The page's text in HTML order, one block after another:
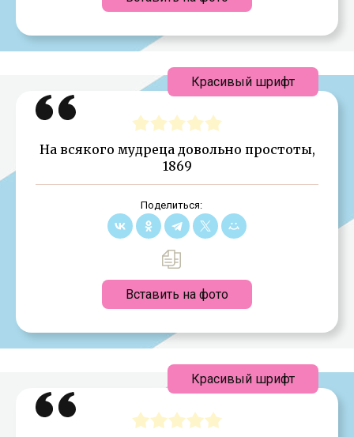
На всякого мудреца довольно простоты,
1869
Поделиться:
Вставить на фото
Красивый шрифт
Красивый шрифт